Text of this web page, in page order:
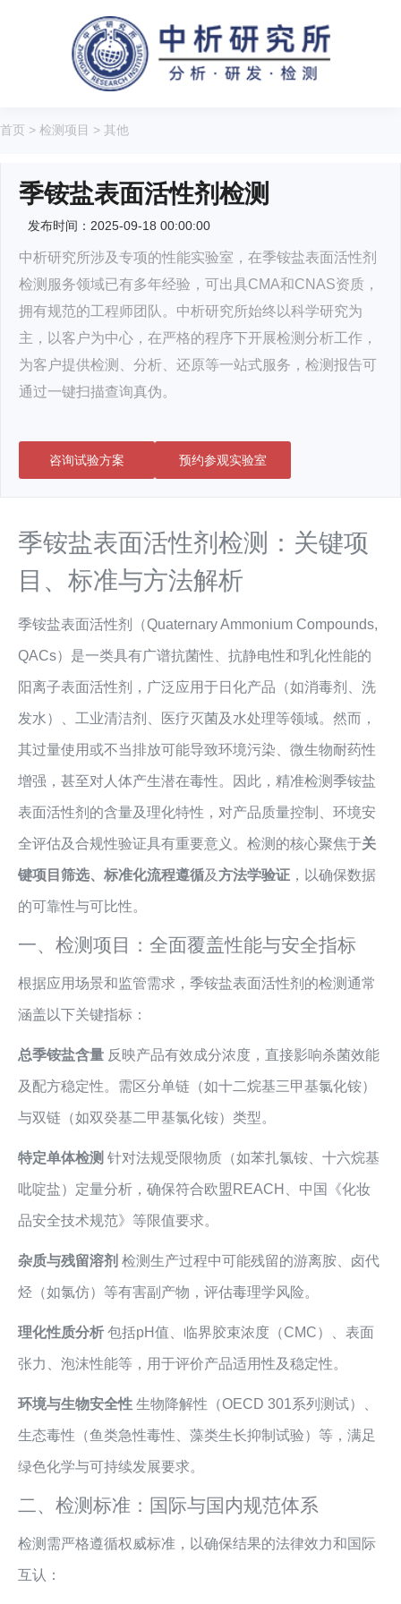
首页 > 检测项目 > 其他
季铵盐表面活性剂检测
发布时间：2025-09-18 00:00:00
中析研究所涉及专项的性能实验室，在季铵盐表面活性剂
检测服务领域已有多年经验，可出具CMA和CNAS资质，
拥有规范的工程师团队。中析研究所始终以科学研究为
主，以客户为中心，在严格的程序下开展检测分析工作，
为客户提供检测、分析、还原等一站式服务，检测报告可
通过一键扫描查询真伪。
咨询试验方案 预约参观实验室
季铵盐表面活性剂检测：关键项
目、标准与方法解析
季铵盐表面活性剂（Quaternary Ammonium Compounds,
QACs）是一类具有广谱抗菌性、抗静电性和乳化性能的
阳离子表面活性剂，广泛应用于日化产品（如消毒剂、洗
发水）、工业清洁剂、医疗灭菌及水处理等领域。然而，
其过量使用或不当排放可能导致环境污染、微生物耐药性
增强，甚至对人体产生潜在毒性。因此，精准检测季铵盐
表面活性剂的含量及理化特性，对产品质量控制、环境安
全评估及合规性验证具有重要意义。检测的核心聚焦于关
键项目筛选、标准化流程遵循及方法学验证 ，以确保数据
的可靠性与可比性。
一、检测项目：全面覆盖性能与安全指标
根据应用场景和监管需求，季铵盐表面活性剂的检测通常
涵盖以下关键指标：
总季铵盐含量 反映产品有效成分浓度，直接影响杀菌效能
及配方稳定性。需区分单链（如十二烷基三甲基氯化铵）
与双链（如双癸基二甲基氯化铵）类型。
特定单体检测 针对法规受限物质（如苯扎氯铵、十六烷基
吡啶盐）定量分析，确保符合欧盟REACH、中国《化妆
品安全技术规范》等限值要求。
杂质与残留溶剂 检测生产过程中可能残留的游离胺、卤代
烃（如氯仿）等有害副产物，评估毒理学风险。
理化性质分析 包括pH值、临界胶束浓度（CMC）、表面
张力、泡沫性能等，用于评价产品适用性及稳定性。
环境与生物安全性 生物降解性（OECD 301系列测试）、
生态毒性（鱼类急性毒性、藻类生长抑制试验）等，满足
绿色化学与可持续发展要求。
二、检测标准：国际与国内规范体系
检测需严格遵循权威标准，以确保结果的法律效力和国际
互认：